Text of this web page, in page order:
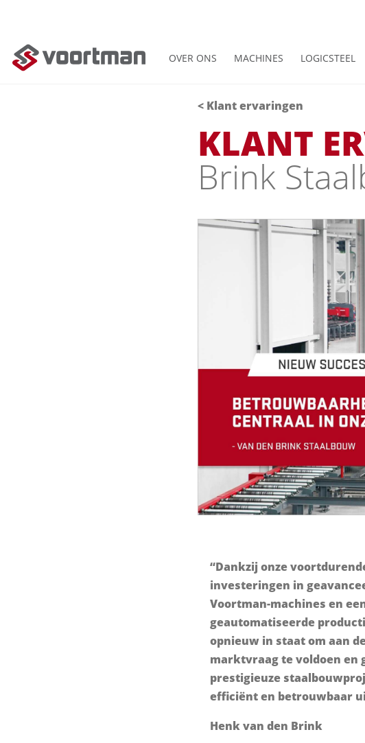
OVER ONS MACHINES LOGICSTEEL
< Klant ervaringen
KLANT
Brink
“Dankzij onze
investeringen in
Voortman-machines en
geautomatiseerde
opnieuw in staat om aan
marktvraag te voldoen en
prestigieuze
efficiënt en betrouwbaar
Henk van den Brink